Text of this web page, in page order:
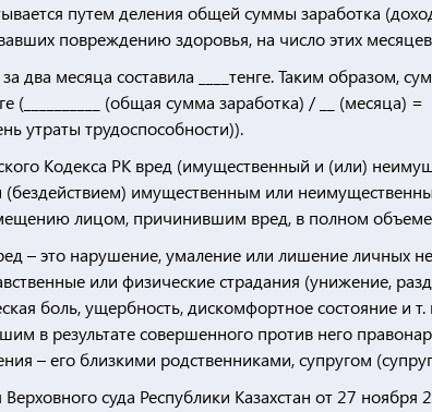
путем деления общей суммы заработка
повреждению здоровья, на число этих
два месяца составила ____тенге. Таким образом,
(__________ (общая сумма заработка) / __ (месяца) =
утраты трудоспособности)).
Кодекса РК вред (имущественный и (или)
имущественным или
лицом, причинившим вред, в полном
– это нарушение, умаление или лишение личных
или физические страдания (унижение,
боль, ущербность, дискомфортное состояние и
в результате совершенного против него
– его близкими родственниками, супругом
суда Республики Казахстан от 27